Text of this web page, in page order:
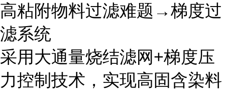
高粘附物料过滤难题→梯度过
滤系统
采用大通量烧结滤网+梯度压
力控制技术，实现高固含染料